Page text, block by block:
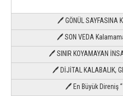
🖊 GÖNÜL SAYFASINA
🖊 SON VEDA
🖊 SINIR KOYAMAYAN
🖊 DİJİTAL KALABALIK,
🖊 En Büyük Direniş